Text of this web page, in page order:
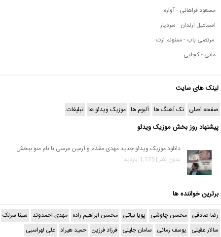
مسعود فراهانی - آواره
اسماعیل ارندان - سردیار
مرتضی باب - ممنونم ازت
مانی - کجایی
لینک های سایت
صفحه اصلی تک آهنگ ها آلبوم ها موزیک ویدئو ها تبلیغات
پیشنهاد روز بخش موزیک ویدئو
دانلود موزیک ویدئو جدید مهدی مقدم و آرمین مرسی با نام منو ببخش
بدون نظر | 1,175 بازدید
برترین خواننده ها
رضا صادقی محسن چاوشی پویا بیاتی محسن ابراهیم زاده مهدی احمدوند سینا سرلک
سالار عقیلی یوسف زمانی سامان جلیلی فرزاد فرزین حمید هیراد علی لهراسبی